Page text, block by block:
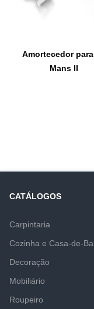
Amortecedor
Mans II
CATÁLOGOS
Carpintaria
Cozinha e Casa-de-
Decoração
Mobiliário
Roupeiro